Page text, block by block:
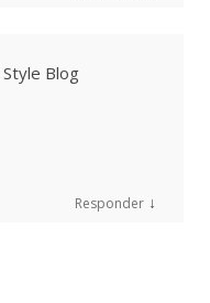
Blog
Responder ↓